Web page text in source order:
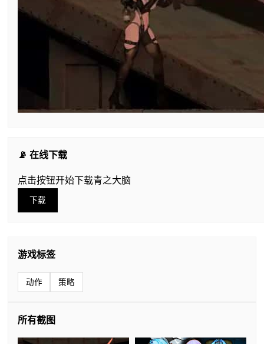
📡 在线下载
点击按钮开始下载青之大脑
下载
游戏标签
动作 策略
所有截图